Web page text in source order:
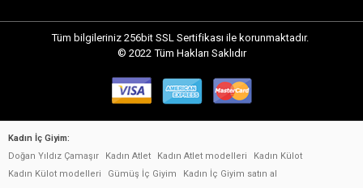
Tüm bilgileriniz 256bit SSL Sertifikası ile korunmaktadır.
© 2022 Tüm Hakları Saklıdır
Kadın İç Giyim:
Doğan Yıldız Çamaşır
Kadın Atlet Kadın Atlet modelleri
Kadın Külot
Kadın Külot modelleri
Gümüş İç Giyim Kadın İç Giyim satın al